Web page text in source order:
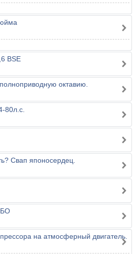
BSE
октавию.
80л.с.
Свап японосердец.
на атмосферный двигатель.